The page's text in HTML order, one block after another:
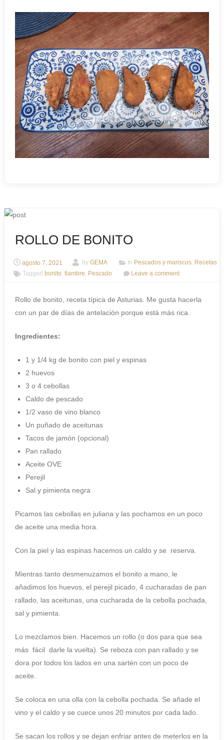
ROLLO DE BONITO
agosto 7, 2021 by GEMA In Pescados y mariscos, Recetas
Tagged bonito, fiambre, Pescado Leave a comment
Rollo de bonito, receta típica de Asturias. Me gusta hacerla
con un par de días de antelación porque está más rica.
Ingredientes:
1 y 1/4 kg de bonito con piel y espinas
2 huevos
3 o 4 cebollas
Caldo de pescado
1/2 vaso de vino blanco
Un puñado de aceitunas
Tacos de jamón (opcional)
Pan rallado
Aceite OVE
Perejil
Sal y pimienta negra
Picamos las cebollas en juliana y las pochamos en un poco
de aceite una media hora.
Con la piel y las espinas hacemos un caldo y se reserva.
Mientras tanto desmenuzamos el bonito a mano, le
añadimos los huevos, el perejil picado, 4 cucharadas de pan
rallado, las aceitunas, una cucharada de la cebolla pochada,
sal y pimienta.
Lo mezclamos bien. Hacemos un rollo (o dos para que sea
más fácil darle la vuelta). Se reboza con pan rallado y se
dora por todos los lados en una sartén con un poco de
aceite.
Se coloca en una olla con la cebolla pochada. Se añade el
vino y el caldo y se cuece unos 20 minutos por cada lado.
Se sacan los rollos y se dejan enfriar antes de meterlos en la